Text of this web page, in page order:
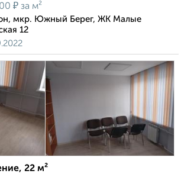
₽ за м²
мкр. Южный Берег, ЖК Малые
12
22 м²